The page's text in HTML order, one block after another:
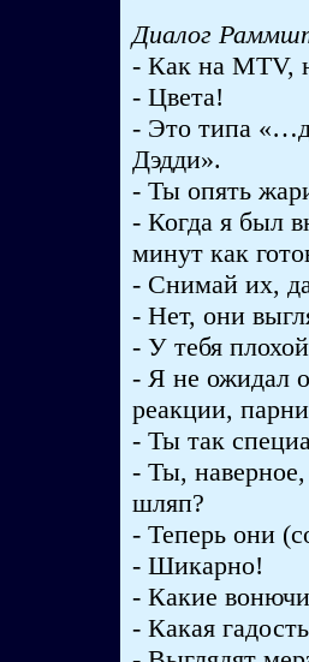
Диалог
- Как на MTV,
- Цвета!
- Это типа
Дэдди».
- Ты опять
- Когда я был
минут как
- Снимай их,
- Нет, они
- У тебя
- Я не ожидал
реакции,
- Ты так
- Ты,
шляп?
- Теперь они
- Шикарно!
- Какие
- Какая гадость